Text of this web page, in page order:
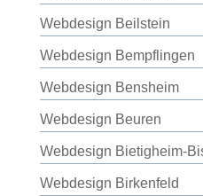
Webdesign Beilstein
Webdesign Bempflingen
Webdesign Bensheim
Webdesign Beuren
Webdesign Bietigheim-
Webdesign Birkenfeld